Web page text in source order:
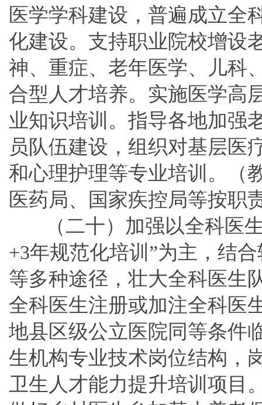
医学学科建设，普遍成立全
化建设。支持职业院校增设
神、重症、老年医学、儿科
合型人才培养。实施医学高
业知识培训。指导各地加强
员队伍建设，组织对基层医
和心理护理等专业培训。（
医药局、国家疾控局等按职
（二十）加强以全科医
+3年规范化培训”为主，结
等多种途径，壮大全科医生
全科医生注册或加注全科医
地县区级公立医院同等条件
生机构专业技术岗位结构，
卫生人才能力提升培训项目